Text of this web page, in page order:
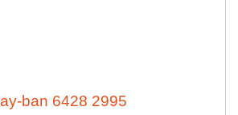
Ray-ban 6428 2995